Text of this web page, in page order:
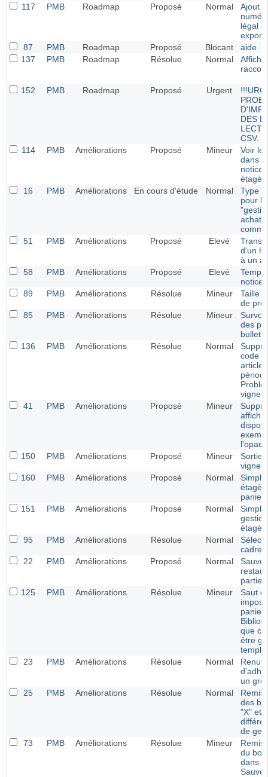
117
PMB Roadmap Proposé Normal
Ajout
légal
87
PMB Roadmap Proposé Blocant
aide
137
PMB Roadmap Résolue Normal
152 PMB Roadmap Proposé Urgent
DES
CSV.
114
PMB Améliorations Proposé Mineur
Voir
dans
notice
16
PMB Améliorations En cours d'étude Normal
Type
pour
achats
51
PMB Améliorations Proposé Elevé
d'un
à un
58
PMB Améliorations Proposé Elevé
notices
89
PMB Améliorations Résolue Mineur
Taille
de
85
PMB Améliorations Résolue Mineur
Survol
des
136
PMB Améliorations Résolue Normal
code
41
PMB Améliorations Proposé Mineur
l'opac.
150
PMB Améliorations Proposé Mineur
Sortie
160
PMB Améliorations Proposé Normal
paniers
151
PMB Améliorations Proposé Normal
95
PMB Améliorations Résolue Normal
22
PMB Améliorations Proposé Normal
parties
125
PMB Améliorations Résolue Mineur
Saut
panier
que
être
23
PMB Améliorations Résolue Normal
un
25
PMB Améliorations Résolue Normal
des
"X" et
de
73
PMB Améliorations Résolue Mineur
du
dans